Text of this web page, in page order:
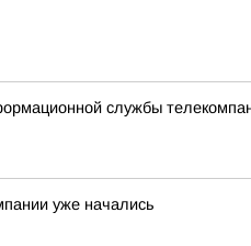
службы
уже начались